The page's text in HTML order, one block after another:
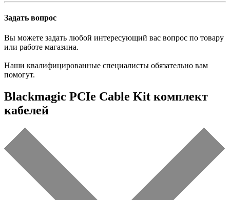
Задать вопрос
Вы можете задать любой интересующий вас вопрос по товару
или работе магазина.
Наши квалифицированные специалисты обязательно вам
помогут.
Blackmagic PCIe Cable Kit комплект
кабелей